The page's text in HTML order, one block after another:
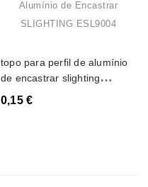
topo para perfil de alumínio
de encastrar slighting
esl9004
0,15 €